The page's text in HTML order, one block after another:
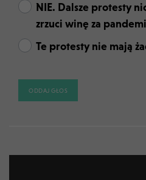
NIE. Dalsze protesty
zrzuci winę za
Te protesty nie mają
ODDAJ GŁOS